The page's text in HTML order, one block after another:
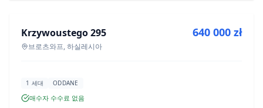
신규 분양
Krzywoustego 295
브로츠와프, 하실레시아
640 000 zł
1 세대 ODDANE
매수자 수수료 없음